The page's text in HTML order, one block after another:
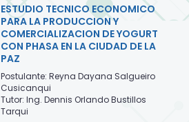
ESTUDIO TECNICO ECONOMICO
PARA LA PRODUCCION Y
COMERCIALIZACION DE YOGURT
CON PHASA EN LA CIUDAD DE LA
PAZ
Postulante: Reyna Dayana Salgueiro
Cusicanqui
Tutor: Ing. Dennis Orlando Bustillos
Tarqui